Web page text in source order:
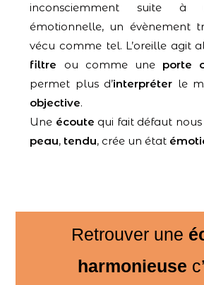
inconsciemment suite à
émotionnelle, un évènement
vécu comme tel. L’oreille agit
filtre ou comme une porte
permet plus d’interpréter le
objective.
Une écoute qui fait défaut
peau, tendu, crée un état
Retrouver une
harmonieuse